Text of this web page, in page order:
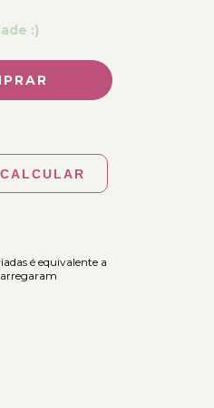
:)
CALCULAR
é equivalente a